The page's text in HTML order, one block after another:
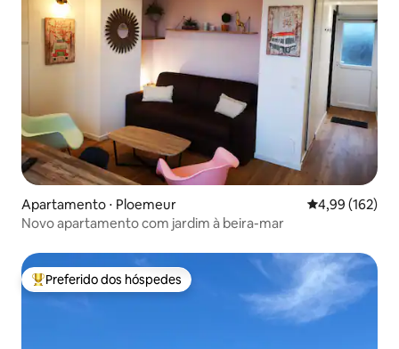
Apartamento ⋅ Ploemeur 4,99 de uma
4,99 (162)
Novo apartamento com jardim à beira-mar
Entre os melhores preferidos dos hóspedes
Preferido dos hóspedes